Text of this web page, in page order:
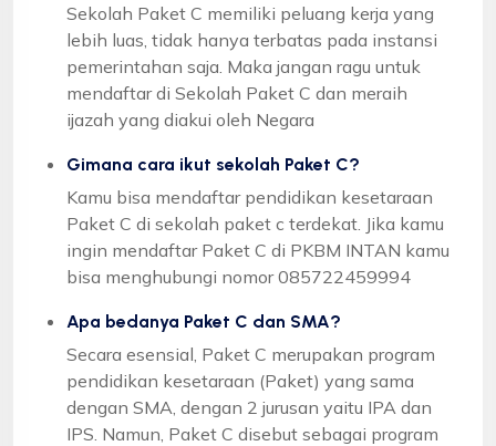
Sekolah Paket C memiliki peluang kerja yang
lebih luas, tidak hanya terbatas pada instansi
pemerintahan saja. Maka jangan ragu untuk
mendaftar di Sekolah Paket C dan meraih
ijazah yang diakui oleh Negara
Gimana cara ikut sekolah Paket C?
Kamu bisa mendaftar pendidikan kesetaraan
Paket C di sekolah paket c terdekat. Jika kamu
ingin mendaftar Paket C di PKBM INTAN kamu
bisa menghubungi nomor 085722459994
Apa bedanya Paket C dan SMA?
Secara esensial, Paket C merupakan program
pendidikan kesetaraan (Paket) yang sama
dengan SMA, dengan 2 jurusan yaitu IPA dan
IPS. Namun, Paket C disebut sebagai program